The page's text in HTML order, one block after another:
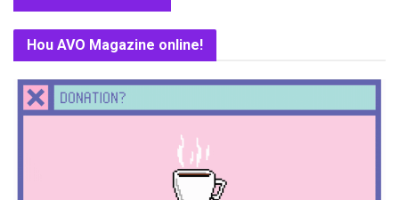
Hou AVO Magazine online!